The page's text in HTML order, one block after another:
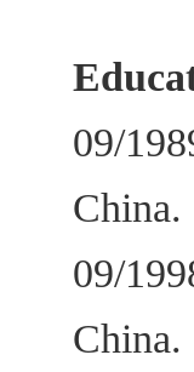
09/
China.
09/
China.